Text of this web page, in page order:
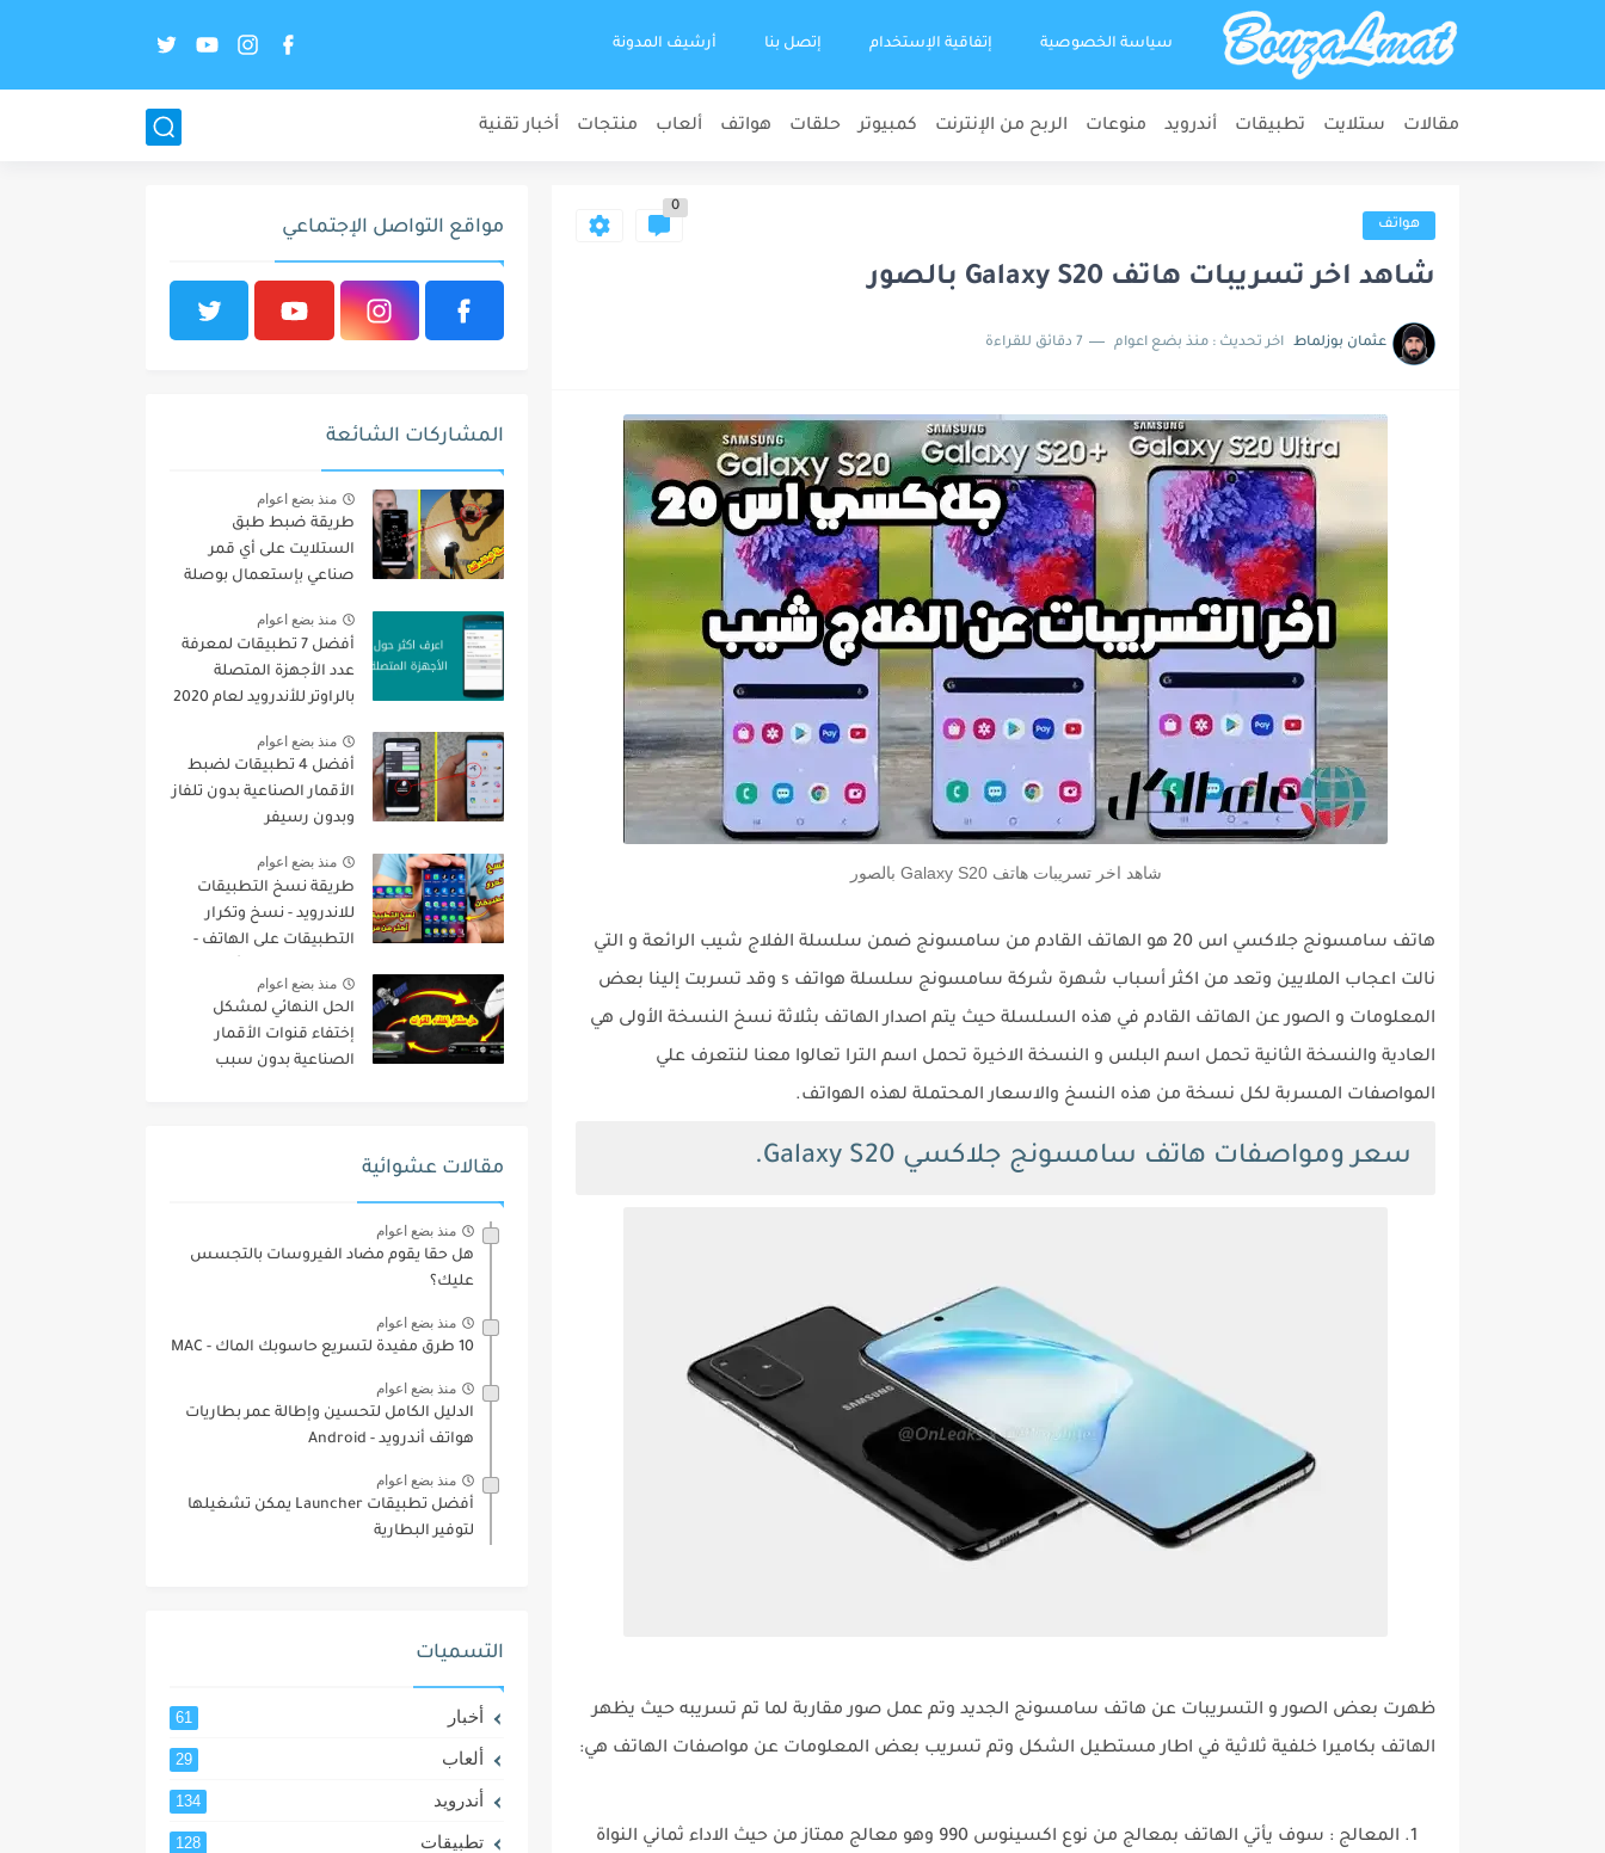
سياسة الخصوصية إتفاقية الإستخدام إتصل بنا أرشيف المدونة
مقالات ستلايت تطبيقات أندرويد منوعات الربح من الإنترنت كمبيوتر حلقات هواتف ألعاب منتجات أخبار تقنية
هواتف
0
شاهد اخر تسريبات هاتف Galaxy S20 بالصور
عثمان بوزلماط اخر تحديث : منذ بضع اعوام 7 دقائق للقراءة
شاهد اخر تسريبات هاتف Galaxy S20 بالصور
هاتف سامسونج جلاكسي اس 20 هو الهاتف القادم من سامسونج ضمن سلسلة الفلاج شيب الرائعة و التي
نالت اعجاب الملايين وتعد من اكثر أسباب شهرة شركة سامسونج سلسلة هواتف s وقد تسربت إلينا بعض
المعلومات و الصور عن الهاتف القادم في هذه السلسلة حيث يتم اصدار الهاتف بثلاثة نسخ النسخة الأولى هي
العادية والنسخة الثانية تحمل اسم البلس و النسخة الاخيرة تحمل اسم الترا تعالوا معنا لنتعرف علي
المواصفات المسربة لكل نسخة من هذه النسخ والاسعار المحتملة لهذه الهواتف.
سعر ومواصفات هاتف سامسونج جلاكسي Galaxy S20.
ظهرت بعض الصور و التسريبات عن هاتف سامسونج الجديد وتم عمل صور مقاربة لما تم تسريبه حيث يظهر
الهاتف بكاميرا خلفية ثلاثية في اطار مستطيل الشكل وتم تسريب بعض المعلومات عن مواصفات الهاتف هي:
المعالج :
سوف يأتي الهاتف بمعالج من نوع اكسينوس 990 وهو معالج ممتاز من حيث الاداء ثماني النواة
مواقع التواصل الإجتماعي
المشاركات الشائعة
منذ بضع اعوام
طريقة ضبط طبق
الستلايت على أي قمر
صناعي بإستعمال بوصلة
القنوات
منذ بضع اعوام
أفضل 7 تطبيقات لمعرفة
عدد الأجهزة المتصلة
بالراوتر للأندرويد لعام 2020
منذ بضع اعوام
أفضل 4 تطبيقات لضبط
الأقمار الصناعية بدون تلفاز
وبدون رسيفر
منذ بضع اعوام
طريقة نسخ التطبيقات
للاندرويد - نسخ وتكرار
التطبيقات على الهاتف -
مرة
منذ بضع اعوام
الحل النهائي لمشكل
إختفاء قنوات الأقمار
الصناعية بدون سبب
مقالات عشوائية
منذ بضع اعوام
هل حقا يقوم مضاد الفيروسات بالتجسس
عليك؟
منذ بضع اعوام
10 طرق مفيدة لتسريع حاسوبك الماك - MAC
منذ بضع اعوام
الدليل الكامل لتحسين وإطالة عمر بطاريات
هواتف أندرويد - Android
منذ بضع اعوام
أفضل تطبيقات Launcher يمكن تشغيلها
لتوفير البطارية
التسميات
أخبار 61
ألعاب 29
أندرويد 134
تطبيقات 128